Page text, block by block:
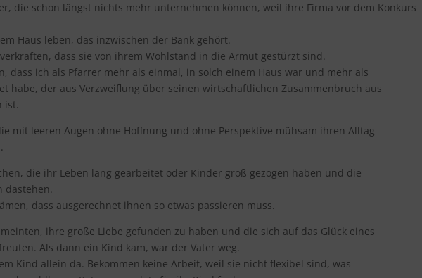
die schon längst nichts mehr unternehmen können, weil ihre Firma vor dem Konkurs
Haus leben, das inzwischen der Bank gehört.
dass sie von ihrem Wohlstand in die Armut gestürzt sind.
dass ich als Pfarrer mehr als einmal, in solch einem Haus war und mehr als
habe, der aus Verzweiflung über seinen wirtschaftlichen Zusammenbruch aus
ist.
mit leeren Augen ohne Hoffnung und ohne Perspektive mühsam ihren Alltag
die ihr Leben lang gearbeitet oder Kinder groß gezogen haben und die
dastehen.
dass ausgerechnet ihnen so etwas passieren muss.
ihre große Liebe gefunden zu haben und die sich auf das Glück eines
Als dann ein Kind kam, war der Vater weg.
Kind allein da. Bekommen keine Arbeit, weil sie nicht flexibel sind, was